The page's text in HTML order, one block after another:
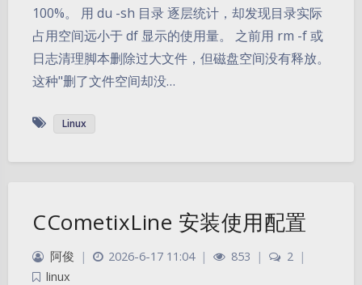
100%。 用 du -sh 目录 逐层统计，却发现目录实际
占用空间远小于 df 显示的使用量。 之前用 rm -f 或
日志清理脚本删除过大文件，但磁盘空间没有释放。
这种"删了文件空间却没…
Linux
CCometixLine 安装使用配置
阿俊 | 2026-6-17 11:04 | 853 | 2 |
linux